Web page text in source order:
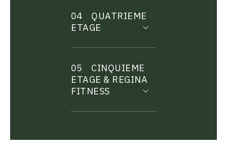
04
QUATRIEME
ETAGE
05
CINQUIEME
ETAGE & REGINA
FITNESS